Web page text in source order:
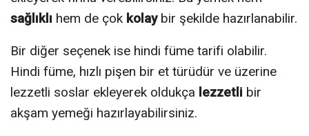
sağlıklı hem de çok kolaybir şekilde hazırlanabilir.
Bir diğer seçenek ise hindi füme tarifi olabilir.
Hindi füme, hızlı pişen bir et türüdür ve üzerine
lezzetli soslar ekleyerek oldukça lezzetli bir
akşam yemeği hazırlayabilirsiniz.